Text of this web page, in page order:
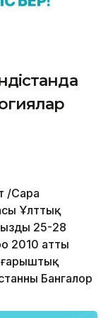
/Сара
Ұлттық
25-28
2010 атты
ғарыштық
Бангалор